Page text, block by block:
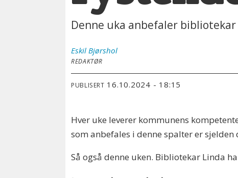
Denne uka anbefaler
Eskil Bjørshol
REDAKTØR
PUBLISERT 16.10.2024 - 18:15
Hver uke leverer kommunens
som anbefales i denne spalter er
Så også denne uken. Bibliotekar Linda